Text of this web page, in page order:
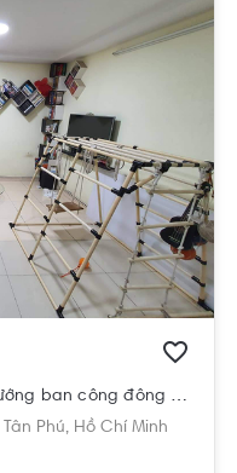
Căn hộ Khang Gia Tân Hương hướng ban công đông bắc nội thất cơ bản diện tích 60.3m²
Tân Phú, Hồ Chí Minh